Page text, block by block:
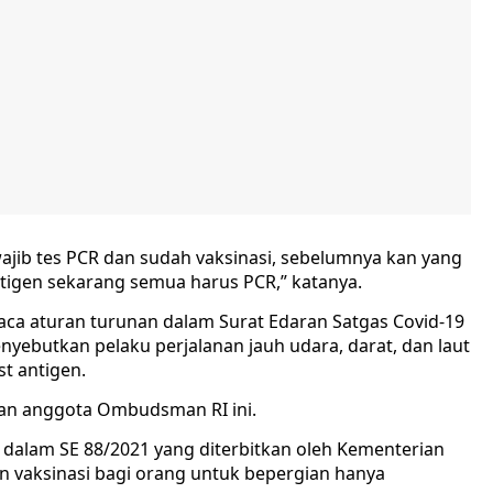
tes PCR dan sudah vaksinasi, sebelumnya kan yang
sekarang semua harus PCR,” katanya.
aturan turunan dalam Surat Edaran Satgas Covid-19
pelaku perjalanan jauh udara, darat, dan laut
antigen.
anggota Ombudsman RI ini.
SE 88/2021 yang diterbitkan oleh Kementerian
vaksinasi bagi orang untuk bepergian hanya